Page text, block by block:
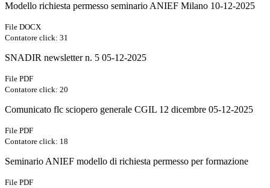
Modello richiesta permesso seminario ANIEF Milano 10-12-2025
File DOCX
Contatore click: 31
SNADIR newsletter n. 5 05-12-2025
File PDF
Contatore click: 20
Comunicato flc sciopero generale CGIL 12 dicembre 05-12-2025
File PDF
Contatore click: 18
Seminario ANIEF modello di richiesta permesso per formazione
File PDF